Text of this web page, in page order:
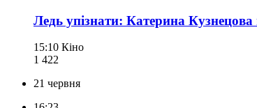
Ледь упізнати: Катерина
15:10 Кіно
1 422
21 червня